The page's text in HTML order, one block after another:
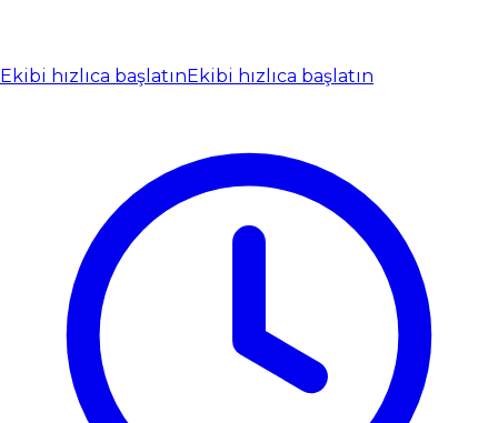
Ekibi hızlıca başlatınEkibi hızlıca başlatın